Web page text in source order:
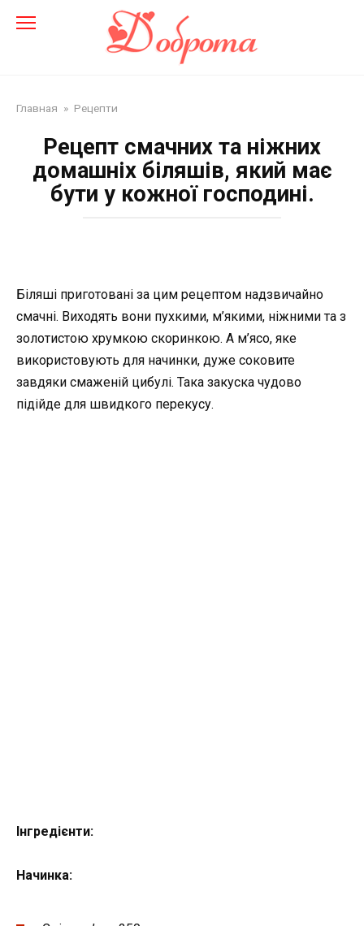
Главная » Рецепти
Рецепт смачних та ніжних
домашніх біляшів, який має
бути у кожної господині.
Біляші приготовані за цим рецептом надзвичайно
смачні. Виходять вони пухкими, м’якими, ніжними та з
золотистою хрумкою скоринкою. А м’ясо, яке
використовують для начинки, дуже соковите
завдяки смаженій цибулі. Така закуска чудово
підійде для швидкого перекусу.
Інгредієнти:
Начинка: